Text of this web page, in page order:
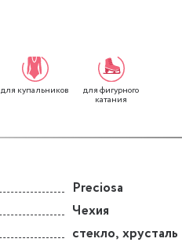
для купальников для фигурного
катания
Preciosa
Чехия
стекло, хрусталь